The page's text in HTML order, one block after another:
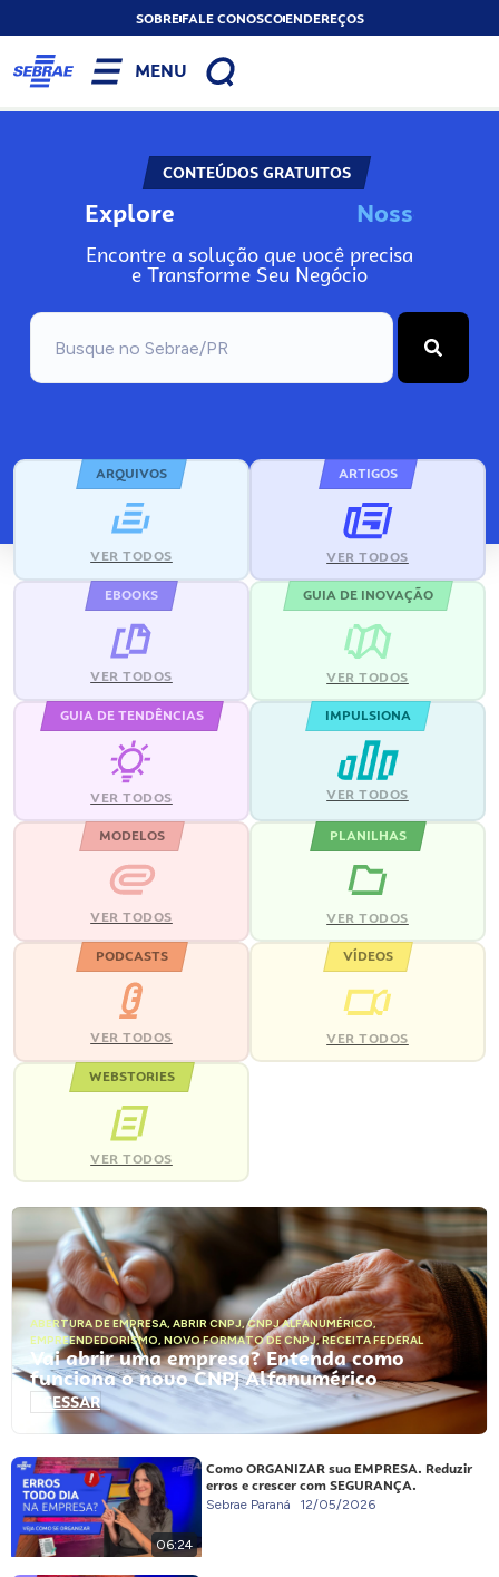
SOBREFALE CONOSCOENDEREÇOS
MENU
CONTEÚDOS GRATUITOS
Explore No
Encontre a solução que você precisa
e Transforme Seu Negócio
ARQUIVOS
VER TODOS
ARTIGOS
VER TODOS
EBOOKS
VER TODOS
GUIA DE INOVAÇÃO
VER TODOS
GUIA DE TENDÊNCIAS
VER TODOS
IMPULSIONA
VER TODOS
MODELOS
VER TODOS
PLANILHAS
VER TODOS
PODCASTS
VER TODOS
VÍDEOS
VER TODOS
WEBSTORIES
VER TODOS
ABERTURA DE EMPRESA, ABRIR CNPJ,CNPJ ALFANUMÉRICO,
EMPREENDEDORISMO, NOVO FORMATO DE CNPJ,RECEITA FEDERAL
Vai abrir uma empresa? Entenda como
funciona o novo CNPJ Alfanumérico
ACESSAR
06:24
Como ORGANIZAR sua EMPRESA. Reduzir
erros e crescer com SEGURANÇA.
Sebrae Paraná 12/05/2026